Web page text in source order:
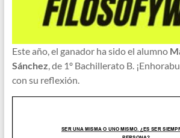
Este año, el ganador ha sido el alumno
Sánchez, de 1º Bachillerato B.
con su reflexión.